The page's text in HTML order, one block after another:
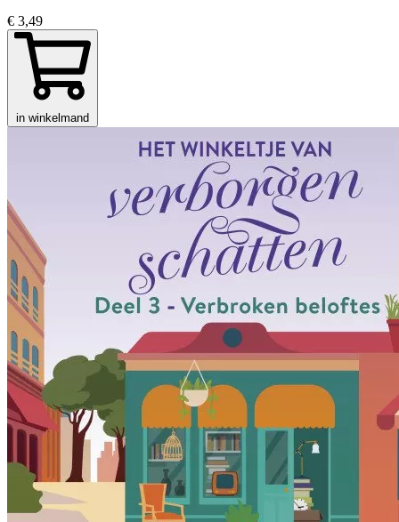
€ 3,49
in winkelmand